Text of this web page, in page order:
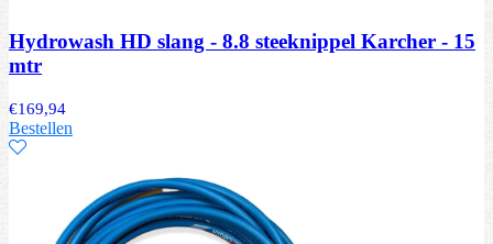
Hydrowash HD slang - 8.8 steeknippel Karcher - 15
mtr
€169,94
Bestellen